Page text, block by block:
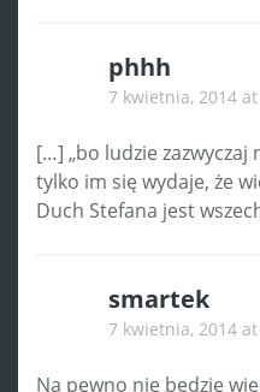
phhh
7 kwietnia, 2014 at
[…] „bo ludzie zazwyczaj
tylko im się wydaje, że
Duch Stefana jest
smartek
7 kwietnia, 2014 at
Na pewno nie będzie